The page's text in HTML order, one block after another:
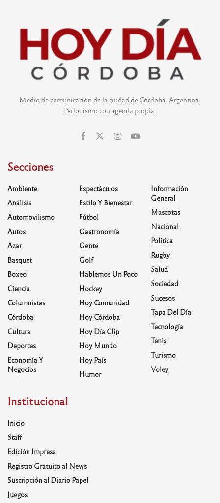
Medio de comunicación de la ciudad de Córdoba, Argentina.
Periodismo con agenda propia.
Secciones
Ambiente
Análisis
Automovilismo
Autos
Azar
Basquet
Boxeo
Ciencia
Columnistas
Córdoba
Cultura
Deportes
Economía Y
Negocios
Espectáculos
Estilo Y Bienestar
Fútbol
Gastronomía
Gente
Golf
Hablemos Un Poco
Hockey
Hoy Comunidad
Hoy Córdoba
Hoy Día Clip
Hoy Mundo
Hoy País
Humor
Información
General
Mascotas
Nacional
Política
Rugby
Salud
Sociedad
Sucesos
Tapa Del Día
Tecnología
Tenis
Turismo
Voley
Institucional
Inicio
Staff
Edición Impresa
Registro Gratuito al News
Suscripción al Diario Papel
Juegos